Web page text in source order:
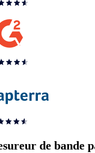
de bande